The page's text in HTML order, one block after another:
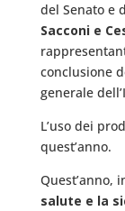
del Senato e
Sacconi e
conclusione
generale
L’uso dei
quest’anno.
Quest’anno,
salute e la